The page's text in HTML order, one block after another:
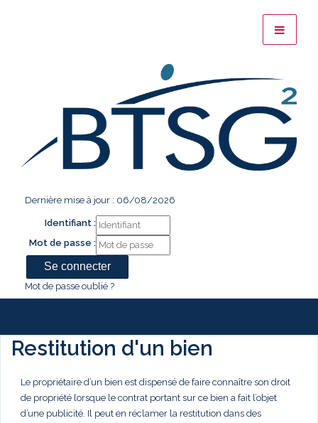
Dernière mise à jour : 06/08/2026
Identifiant :
Mot de passe :
Mot de passe oublié ?
Restitution d'un bien
Le propriétaire d’un bien est dispensé de faire connaître son droit
de propriété lorsque le contrat portant sur ce bien a fait l’objet
d’une publicité. Il peut en réclamer la restitution dans des